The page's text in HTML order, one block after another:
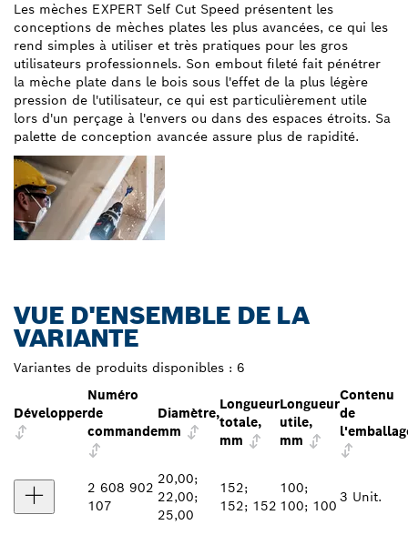
Les mèches EXPERT Self Cut Speed présentent les
conceptions de mèches plates les plus avancées, ce qui les
rend simples à utiliser et très pratiques pour les gros
utilisateurs professionnels. Son embout fileté fait pénétrer
la mèche plate dans le bois sous l'effet de la plus légère
pression de l'utilisateur, ce qui est particulièrement utile
lors d'un perçage à l'envers ou dans des espaces étroits. Sa
palette de conception avancée assure plus de rapidité.
VUE D'ENSEMBLE DE LA
VARIANTE
Variantes de produits disponibles : 6
Développer
Numéro
de
commande
Diamètre,
mm
Longueur
totale,
mm
Longueur
utile,
mm
Contenu
de
2 608 902
107
20,00;
22,00;
25,00
152;
152; 152
100;
100; 100
3 Unit.